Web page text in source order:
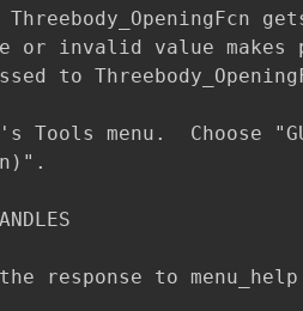
to
Tools menu .
) " .
response to menu_help